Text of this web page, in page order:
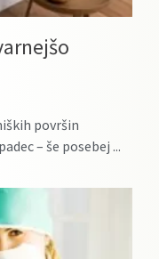
površin
– še posebej